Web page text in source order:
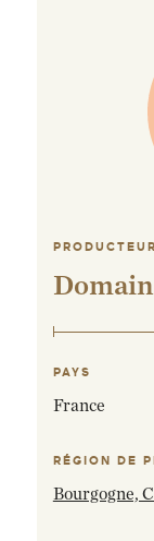
PRODUCTEUR
PAYS
France
RÉGION DE
Bourgogne,